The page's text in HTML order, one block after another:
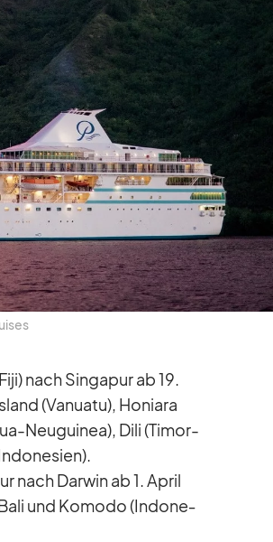
nach Sin­ga­pur ab 19.
(Va­nuatu), Ho­niara
Neu­gui­nea), Dili (Ti­mor-
nach Dar­win ab 1. April
und Ko­modo (In­do­ne­